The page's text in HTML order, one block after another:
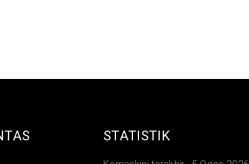
STATISTIK